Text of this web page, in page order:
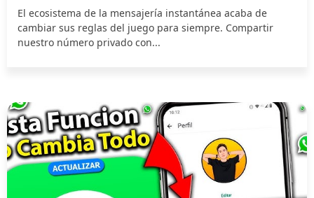
El ecosistema de la mensajería instantánea acaba de
cambiar sus reglas del juego para siempre. Compartir
nuestro número privado con...